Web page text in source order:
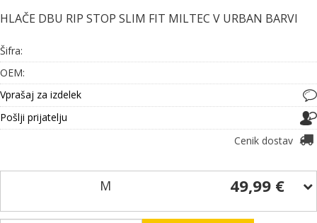
HLAČE DBU RIP STOP SLIM FIT MILTEC V URBAN BARVI
Šifra:
OEM:
Vprašaj za izdelek
Pošlji prijatelju
Cenik dostav
M 49,99 €